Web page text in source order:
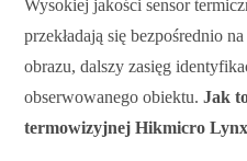
Wysokiej jakości sensor
przekładają się bezpośrednio
obrazu, dalszy zasięg
obserwowanego obiektu.Jak
termowizyjnej Hikmicro